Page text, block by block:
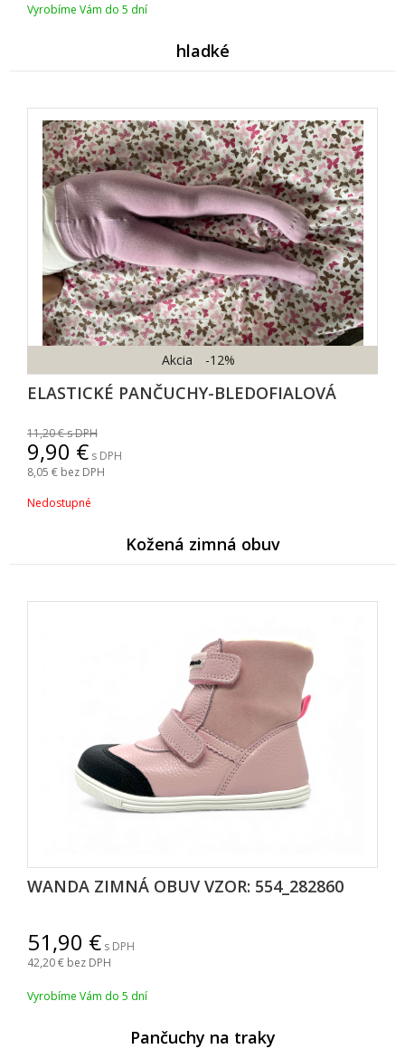
Vyrobíme Vám do 5 dní
hladké
ELASTICKÉ PANČUCHY-BLEDOFIALOVÁ
Akcia -12%
11,20s DPH
9,90
s DPH
8,05 bez DPH
Nedostupné
Kožená zimná obuv
WANDA ZIMNÁ OBUV VZOR: 554_282860
51,90
s DPH
42,20 bez DPH
Vyrobíme Vám do 5 dní
Pančuchy na traky